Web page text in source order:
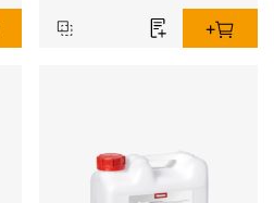
bestek en glazen.